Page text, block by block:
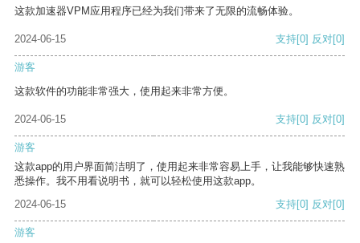
这款加速器VPM应用程序已经为我们带来了无限的流畅体验。
2024-06-15 支持[0] 反对[0]
游客
这款软件的功能非常强大，使用起来非常方便。
2024-06-15 支持[0] 反对[0]
游客
这款app的用户界面简洁明了，使用起来非常容易上手，让我能够快速熟
悉操作。我不用看说明书，就可以轻松使用这款app。
2024-06-15
支持[0] 反对[0]
游客